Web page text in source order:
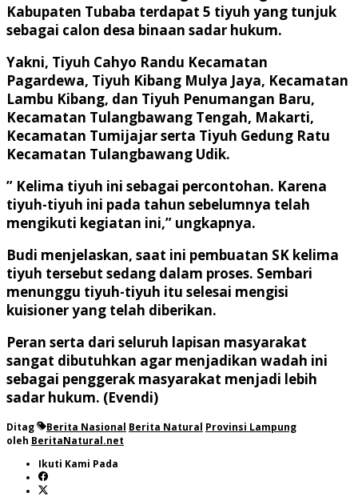
Kabupaten Tubaba terdapat 5 tiyuh yang tunjuk
sebagai calon desa binaan sadar hukum.
Yakni, Tiyuh Cahyo Randu Kecamatan
Pagardewa, Tiyuh Kibang Mulya Jaya, Kecamatan
Lambu Kibang, dan Tiyuh Penumangan Baru,
Kecamatan Tulangbawang Tengah, Makarti,
Kecamatan Tumijajar serta Tiyuh Gedung Ratu
Kecamatan Tulangbawang Udik.
” Kelima tiyuh ini sebagai percontohan. Karena
tiyuh-tiyuh ini pada tahun sebelumnya telah
mengikuti kegiatan ini,” ungkapnya.
Budi menjelaskan, saat ini pembuatan SK kelima
tiyuh tersebut sedang dalam proses. Sembari
menunggu tiyuh-tiyuh itu selesai mengisi
kuisioner yang telah diberikan.
Peran serta dari seluruh lapisan masyarakat
sangat dibutuhkan agar menjadikan wadah ini
sebagai penggerak masyarakat menjadi lebih
sadar hukum. (Evendi)
Ditag Berita Nasional Berita Natural Provinsi Lampung
oleh BeritaNatural.net
Ikuti Kami Pada